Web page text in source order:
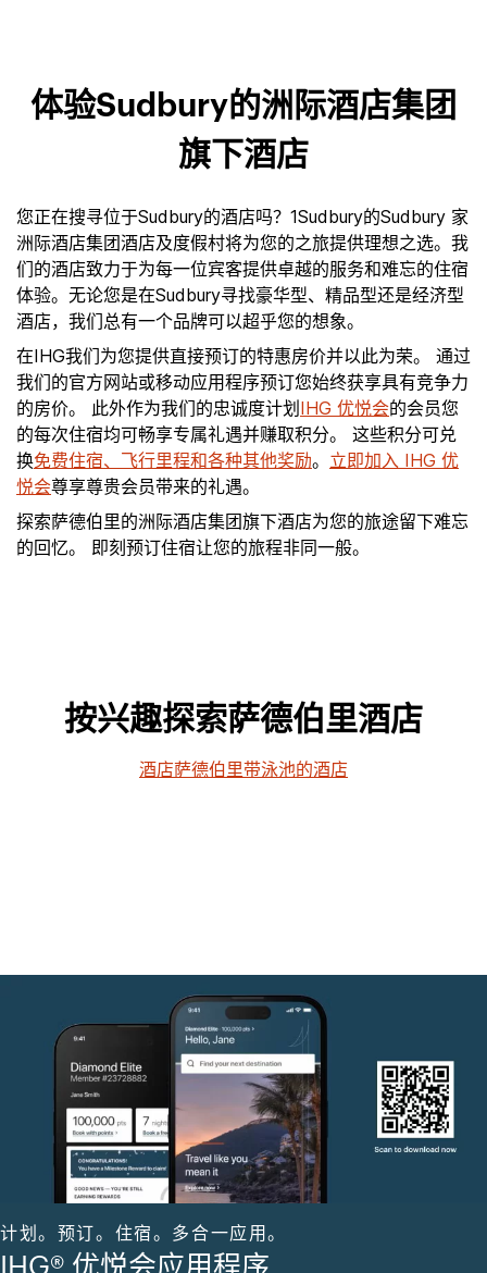
体验Sudbury的洲际酒店集团
旗下酒店
您正在搜寻位于Sudbury的酒店吗？1Sudbury的Sudbury 家
洲际酒店集团酒店及度假村将为您的之旅提供理想之选。我
们的酒店致力于为每一位宾客提供卓越的服务和难忘的住宿
体验。无论您是在Sudbury寻找豪华型、精品型还是经济型
酒店，我们总有一个品牌可以超乎您的想象。
在IHG我们为您提供直接预订的特惠房价并以此为荣。 通过
我们的官方网站或移动应用程序预订您始终获享具有竞争力
的房价。 此外作为我们的忠诚度计划 IHG 优悦会的会员您
的每次住宿均可畅享专属礼遇并赚取积分。 这些积分可兑
换免费住宿、飞行里程和各种其他奖励。 立即加入 IHG 优
悦会尊享尊贵会员带来的礼遇。
探索萨德伯里的洲际酒店集团旗下酒店为您的旅途留下难忘
的回忆。 即刻预订住宿让您的旅程非同一般。
按兴趣探索萨德伯里酒店
酒店萨德伯里带泳池的酒店
计划。预订。住宿。多合一应用。
IHG® 优悦会应用程序